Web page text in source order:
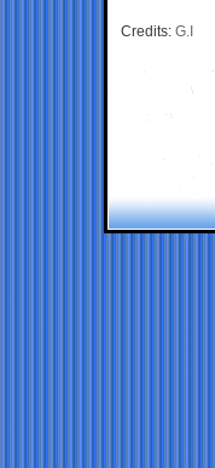
Credits: G.I